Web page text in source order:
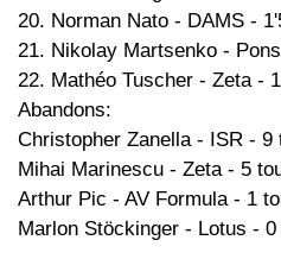
20. Norman Nato - DAMS -
21. Nikolay Martsenko -
22. Mathéo Tuscher - Zeta -
Abandons:
Christopher Zanella - ISR - 9
Mihai Marinescu - Zeta - 5
Arthur Pic - AV Formula - 1
Marlon Stöckinger - Lotus - 0